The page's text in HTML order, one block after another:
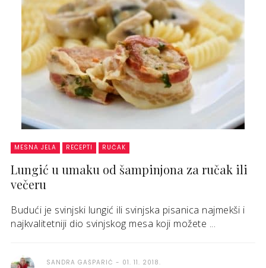
MESNA JELA RECEPTI RUČAK
Lungić u umaku od šampinjona za ručak ili
večeru
Budući je svinjski lungić ili svinjska pisanica najmekši i
najkvalitetniji dio svinjskog mesa koji možete ...
SANDRA GAŠPARIĆ
01. 11. 2018.